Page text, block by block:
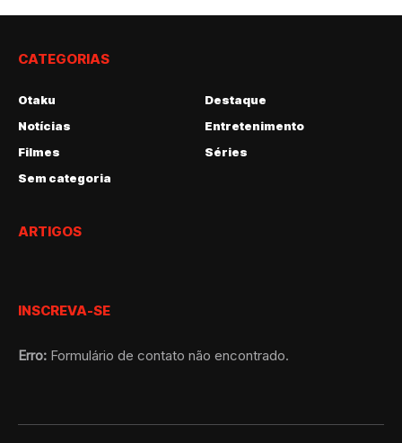
CATEGORIAS
Otaku
Destaque
Notícias
Entretenimento
Filmes
Séries
Sem categoria
ARTIGOS
INSCREVA-SE
Erro: Formulário de contato não encontrado.